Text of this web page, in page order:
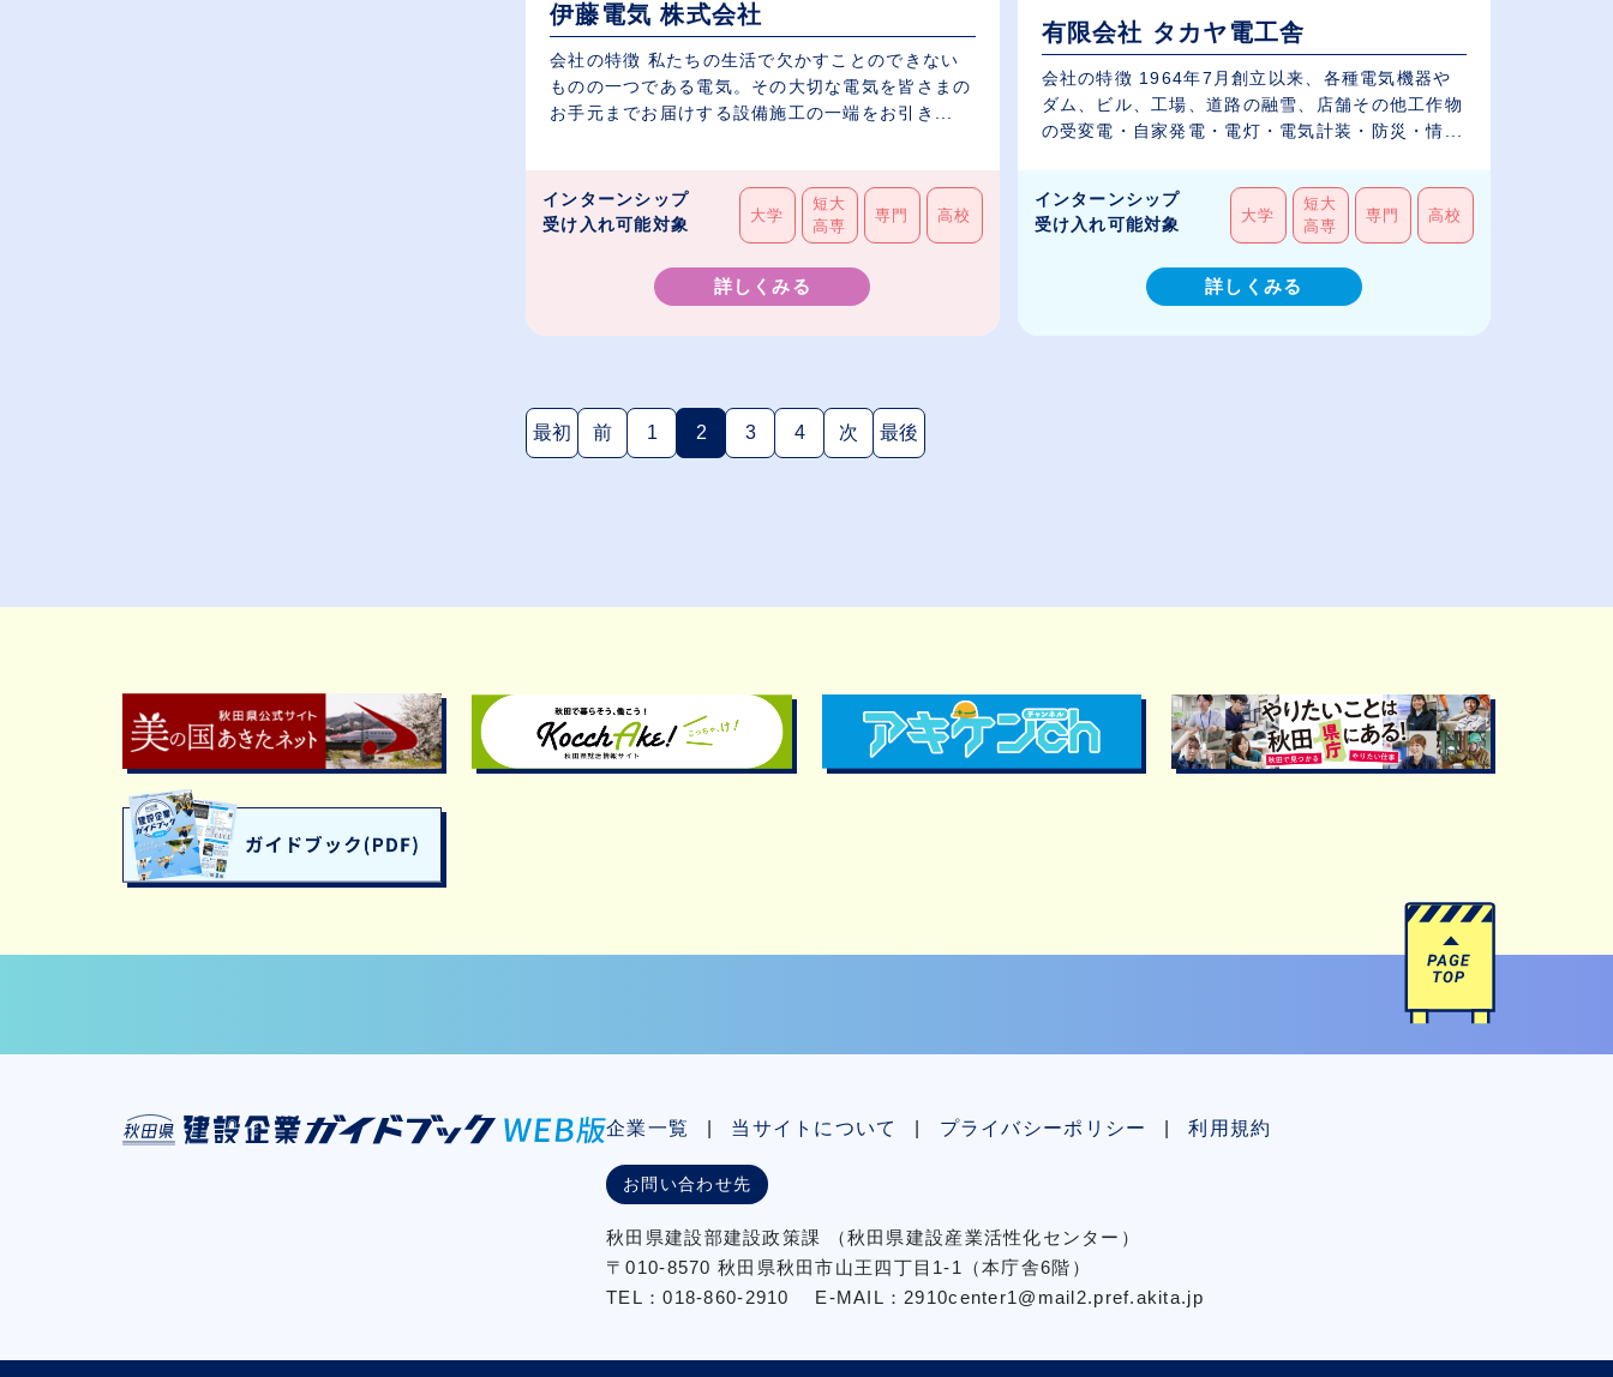
伊藤電気 株式会社
会社の特徴 私たちの生活で欠かすことのできない
ものの一つである電気。その大切な電気を皆さまの
お手元までお届けする設備施工の一端をお引き...
インターンシップ
受け入れ可能対象
大学
短大
高専
専門 高校
詳しくみる
有限会社 タカヤ電工舎
会社の特徴 1964年7月創立以来、各種電気機器や
ダム、ビル、工場、道路の融雪、店舗その他工作物
の受変電・自家発電・電灯・電気計装・防災・情...
インターンシップ
受け入れ可能対象
大学
短大
高専
専門 高校
詳しくみる
最初 前 1 2(現在のページ)
3 4 次 最後
企業一覧 当サイトについて プライバシーポリシー 利用規約
お問い合わせ先
秋⽥県建設部建設政策課
（秋⽥県建設産業活性化センター）
〒010-8570 秋田県秋田市⼭王四丁⽬1-1（本庁舎6階）
TEL：018-860-2910 E-MAIL：2910center1@mail2.pref.akita.jp